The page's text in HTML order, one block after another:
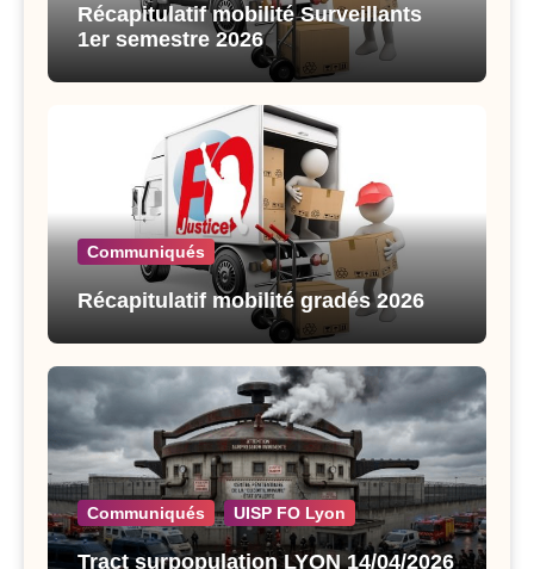
Récapitulatif mobilité Surveillants
1er semestre 2026
Communiqués
Récapitulatif mobilité gradés 2026
Communiqués UISP FO Lyon
Tract surpopulation LYON 14/04/2026